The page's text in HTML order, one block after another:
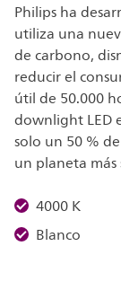
Philips ha
utiliza una
de carbono,
reducir el
útil de 50.000
downlight LED
solo un 50 %
un planeta más
4000 K
Blanco